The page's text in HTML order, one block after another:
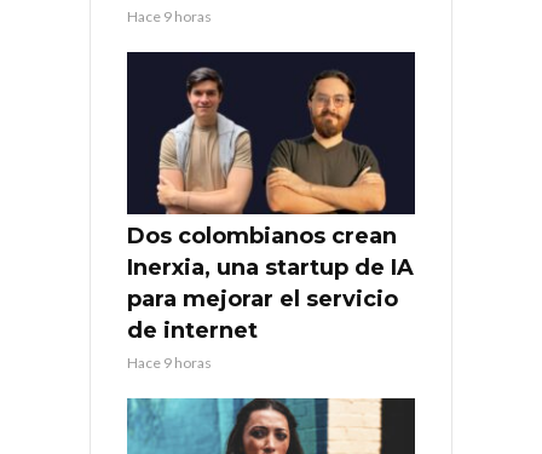
Hace 9 horas
Dos colombianos crean
Inerxia, una startup de IA
para mejorar el servicio
de internet
Hace 9 horas